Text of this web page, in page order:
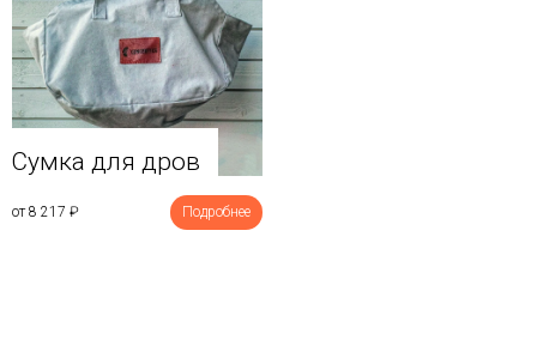
Сумка для дров
от 8 217 ₽ Подробнее